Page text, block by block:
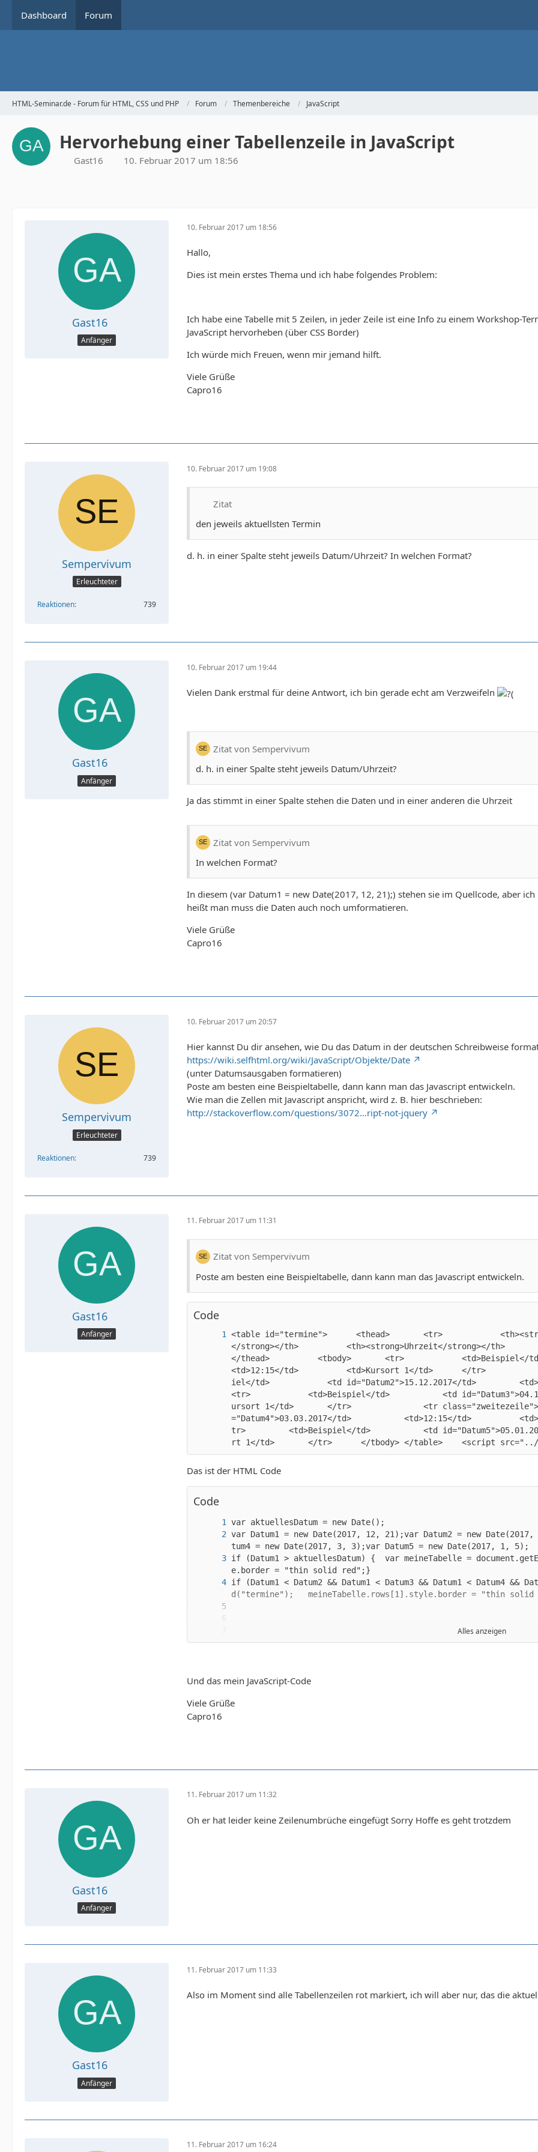
Dashboard Forum
HTML-Seminar.de - Forum für HTML, CSS und PHP Forum Themenbereiche JavaScript
Hervorhebung einer Tabellenzeile in JavaScript
Gast16 10. Februar 2017 um 18:56
Gast16
Anfänger
10. Februar 2017 um 18:56
Hallo,
Dies ist mein erstes Thema und ich habe folgendes Problem:
Ich habe eine Tabelle mit 5 Zeilen, in jeder Zeile ist eine Info zu einem Workshop-
JavaScript hervorheben (über CSS Border)
Ich würde mich Freuen, wenn mir jemand hilft.
Viele Grüße
Capro16
Sempervivum
Erleuchteter
Reaktionen 739
10. Februar 2017 um 19:08
Zitat
den jeweils aktuellsten Termin
d. h. in einer Spalte steht jeweils Datum/Uhrzeit? In welchen Format?
Gast16
Anfänger
10. Februar 2017 um 19:44
Vielen Dank erstmal für deine Antwort, ich bin gerade echt am Verzweifeln
Zitat von Sempervivum
d. h. in einer Spalte steht jeweils Datum/Uhrzeit?
Ja das stimmt in einer Spalte stehen die Daten und in einer anderen die Uhrzeit
Zitat von Sempervivum
In welchen Format?
In diesem (var Datum1 = new Date(2017, 12, 21);) stehen sie im Quellcode, aber
heißt man muss die Daten auch noch umformatieren.
Viele Grüße
Capro16
Sempervivum
Erleuchteter
Reaktionen 739
10. Februar 2017 um 20:57
Hier kannst Du dir ansehen, wie Du das Datum in der deutschen Schreibweise
https://wiki.selfhtml.org/wiki/JavaScript/Objekte/Date
(unter Datumsausgaben formatieren)
Poste am besten eine Beispieltabelle, dann kann man das Javascript entwickeln.
Wie man die Zellen mit Javascript anspricht, wird z. B. hier beschrieben:
http://stackoverflow.com/questions/3072…ript-not-jquery
Gast16
Anfänger
11. Februar 2017 um 11:31
Zitat von Sempervivum
Poste am besten eine Beispieltabelle, dann kann man das Javascript entwickeln.
Code
<table id="termine">	  <thead>		<tr>			<th><strong>Thema</strong></th>			<th><strong>Datum
</strong></th>			<th><strong>Uhrzeit</strong></th>			<th><strong>Ort</strong></th>		</tr>
</thead>	  	  <tbody>		<tr>			<td>Beispiel</td>			<td id="Datum1">21.12.2017</td>
<td>12:15</td>			<td>Kursort 1</td>		</tr>				<tr class="zweitezeile">			<td>Beisp
iel</td>			<td id="Datum2">15.12.2017</td>			<td>13:45</td>			<td>Kursort 2</td>		</tr>
<tr>			<td>Beispiel</td>			<td id="Datum3">04.10.2017</td>			<td>12:15</td>			<td>K
ursort 1</td>		</tr>				<tr class="zweitezeile">			<td>Beispiel</td>			<td id
="Datum4">03.03.2017</td>			<td>12:15</td>			<td>Kursort 2</td>			</tr>					<
tr>			<td>Beispiel</td>			<td id="Datum5">05.01.2017</td>			<td>12:15</td>			<td>Kurso
rt 1</td>		</tr>	   </tbody>
Das ist der HTML Code
Code
var Datum1 = new Date(2017, 12, 21);var Datum2 = new
if (Datum1 > aktuellesDatum) {	var meineTabelle = document.getElementById("termine");	meineTabelle.rows[1].styl
if (Datum1 < Datum2 && Datum1 < Datum3 && Datum1 < Datum4 && Datum5) {	var meineTabelle =
if (Datum2 < Datum1 && Datum2 < Datum3 && Datum2 < Datum4 && Datum2 < Datum5) {	var
if (Datum4 > aktuellesDatum) {	var meineTabelle = document.getElementById("termine");	meineTabelle.rows[4].styl
if (Datum4 < Datum1 && Datum4 < Datum2 && Datum4 < Datum3 && Datum4 < Datum5) {	var
if (Datum5 < Datum1 && Datum5 < Datum2 && Datum5 < Datum3 && Datum5 < Datum4) {	var
Alles anzeigen
Und das mein JavaScript-Code
Viele Grüße
Capro16
Gast16
Anfänger
11. Februar 2017 um 11:32
Oh er hat leider keine Zeilenumbrüche eingefügt Sorry Hoffe es geht trotzdem
Gast16
Anfänger
11. Februar 2017 um 11:33
Also im Moment sind alle Tabellenzeilen rot markiert, ich will aber nur, das die
11. Februar 2017 um 16:24